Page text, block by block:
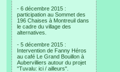
- 6 décembre 2015 :
participation au Sommet des
196 Chaises à Montreuil dans
le cadre du village des
alternatives.
- 5 décembre 2015 :
Intervention de Fanny Héros
au café Le Grand Bouillon à
Aubervilliers autour du projet
"Tuvalu: ici / ailleurs".